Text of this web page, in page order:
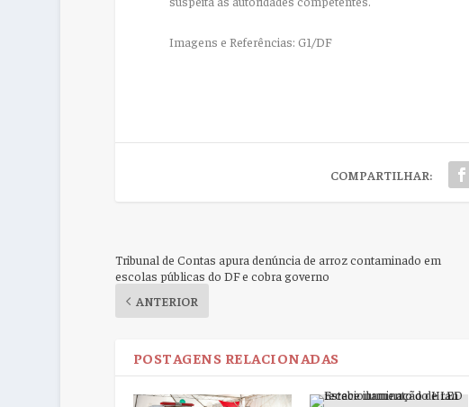
Imagens e Referências: G1/DF
COMPARTILHAR:
Tribunal de Contas apura denúncia de arroz contaminado em
escolas públicas do DF e cobra governo
ANTERIOR
POSTAGENS RELACIONADAS